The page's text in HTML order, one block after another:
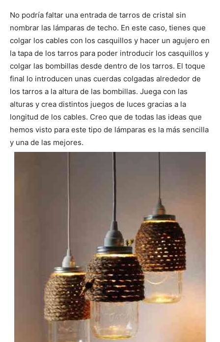
No podría faltar una entrada de tarros de cristal sin
nombrar las lámparas de techo. En este caso, tienes que
colgar los cables con los casquillos y hacer un agujero en
la tapa de los tarros para poder introducir los casquillos y
colgar las bombillas desde dentro de los tarros. El toque
final lo introducen unas cuerdas colgadas alrededor de
los tarros a la altura de las bombillas. Juega con las
alturas y crea distintos juegos de luces gracias a la
longitud de los cables. Creo que de todas las ideas que
hemos visto para este tipo de lámparas es la más sencilla
y una de las mejores.